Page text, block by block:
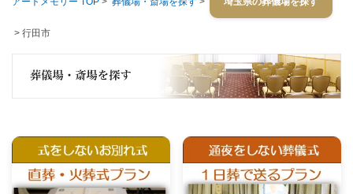
> 行田市